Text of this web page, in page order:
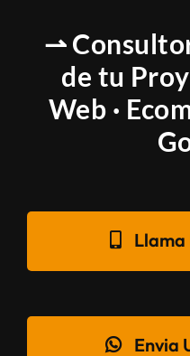
⇀
de tu
Web ·
Llama
Envia